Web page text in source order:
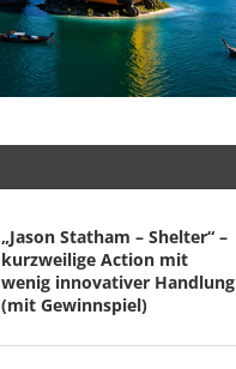
„Jason Statham – Shelter“ –
kurzweilige Action mit
wenig innovativer Handlung
(mit Gewinnspiel)